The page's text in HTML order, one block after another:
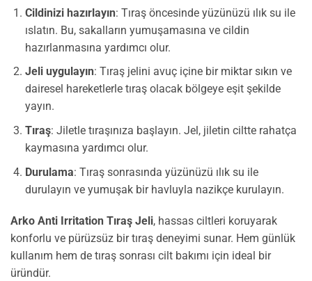
Cildinizi hazırlayın: Tıraş öncesinde yüzünüzü ılık su ile
ıslatın. Bu, sakalların yumuşamasına ve cildin
hazırlanmasına yardımcı olur.
Jeli uygulayın: Tıraş jelini avuç içine bir miktar sıkın ve
dairesel hareketlerle tıraş olacak bölgeye eşit şekilde
yayın.
Tıraş: Jiletle tıraşınıza başlayın. Jel, jiletin ciltte rahatça
kaymasına yardımcı olur.
Durulama: Tıraş sonrasında yüzünüzü ılık su ile
durulayın ve yumuşak bir havluyla nazikçe kurulayın.
Arko Anti Irritation Tıraş Jeli, hassas ciltleri koruyarak
konforlu ve pürüzsüz bir tıraş deneyimi sunar. Hem günlük
kullanım hem de tıraş sonrası cilt bakımı için ideal bir
üründür.